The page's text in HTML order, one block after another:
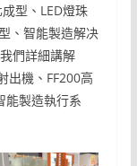
型、LED燈珠
、智能製造解决
們詳細講解
出機、FF200高
能製造執行系